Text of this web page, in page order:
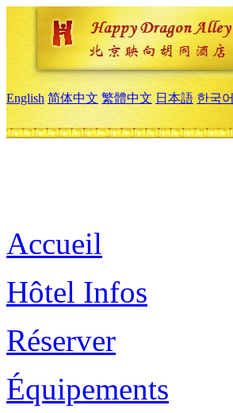
English 简体中文 繁體中文 日本語 한국어
Accueil
Hôtel Infos
Réserver
Équipements